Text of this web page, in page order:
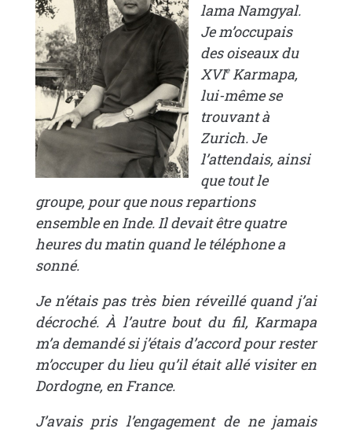
lama Namgyal.
Je m’occupais
des oiseaux du
XVIeKarmapa,
lui-même se
trouvant à
Zurich. Je
l’attendais, ainsi
que tout le
groupe, pour que nous repartions
ensemble en Inde. Il devait être quatre
heures du matin quand le téléphone a
sonné.
Je n’étais pas très bien réveillé quand j’ai
décroché. À l’autre bout du fil, Karmapa
m’a demandé si j’étais d’accord pour rester
m’occuper du lieu qu’il était allé visiter en
Dordogne, en France.
J’avais pris l’engagement de ne jamais